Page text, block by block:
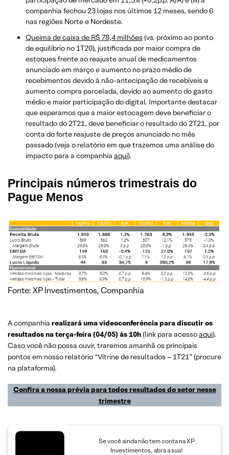
companhia fechou 23 lojas nos últimos 12 meses, sendo 6
nas regiões Norte e Nordeste.
Queima de caixa de R$ 78,4 milhões (vs. próximo ao ponto
de equilíbrio no 1T20), justificada por maior compra de
estoques frente ao reajuste anual de medicamentos
anunciado em março e aumento no prazo médio de
recebimentos devido à não-antecipação de recebíveis e
aumento compra parcelada, devido ao aumento do gasto
médio e maior participação do digital. Importante destacar
que esperamos que a maior estocagem deve beneficiar o
resultado do 2T21, deve beneficiar o resultado do 2T21, por
conta do forte reajuste de preços anunciado no mês
passado (veja o relatório em que trazemos uma análise do
impacto para a companhia aqui).
Principais números trimestrais do
Pague Menos
Fonte: XP Investimentos, Companhia
A companhia realizará uma videoconferência para discutir os
resultados na terça-feira (04/05) às 10h(link para acessoaqui).
Caso você não possa ouvir, traremos amanhã os principais
pontos em nosso relatório “Vitrine de resultados – 1T21” (procure
na plataforma).
Confira a nossa prévia para todos resultados do setor nesse
trimestre
Se você ainda não tem conta na XP
Investimentos, abra a sua!